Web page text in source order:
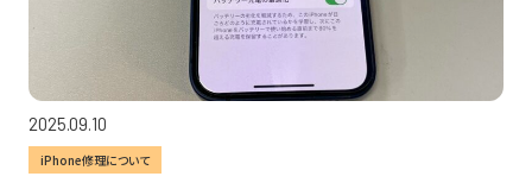
2025.09.10
iPhone修理について